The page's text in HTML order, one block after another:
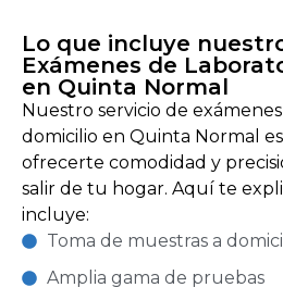
Lo que incluye
Exámenes de
en Quinta Normal
Nuestro servicio de
domicilio en Quinta Normal
ofrecerte comodidad y
salir de tu hogar. Aquí te
incluye:
Toma de muestras a
Amplia gama de pruebas